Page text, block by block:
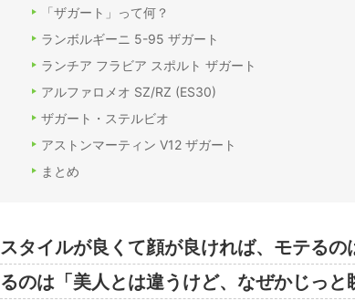
「ザガート」って何？
ランボルギーニ 5-95 ザガート
ランチア フラビア スポルト ザガート
アルファロメオ SZ/RZ (ES30)
ザガート・ステルビオ
アストンマーティン V12 ザガート
まとめ
スタイルが良くて顔が良ければ、モテる
るのは「美人とは違うけど、なぜかじっ